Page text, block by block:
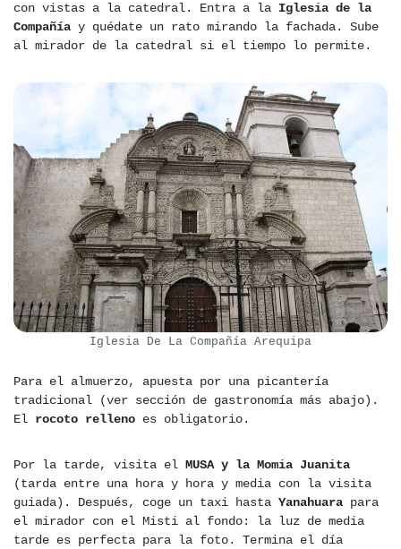
con vistas a la catedral. Entra a la Iglesia de la
Compañía y quédate un rato mirando la fachada. Sube
al mirador de la catedral si el tiempo lo permite.
Iglesia De La Compañía Arequipa
Para el almuerzo, apuesta por una picantería
tradicional (ver sección de gastronomía más abajo).
El rocoto relleno es obligatorio.
Por la tarde, visita el MUSA y la Momia Juanita
(tarda entre una hora y hora y media con la visita
guiada). Después, coge un taxi hasta Yanahuara para
el mirador con el Misti al fondo: la luz de media
tarde es perfecta para la foto. Termina el día